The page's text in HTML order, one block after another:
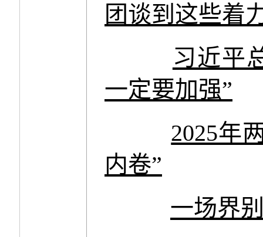
团谈到这些着
习近平
一定要加强”
2025年
内卷”
一场界